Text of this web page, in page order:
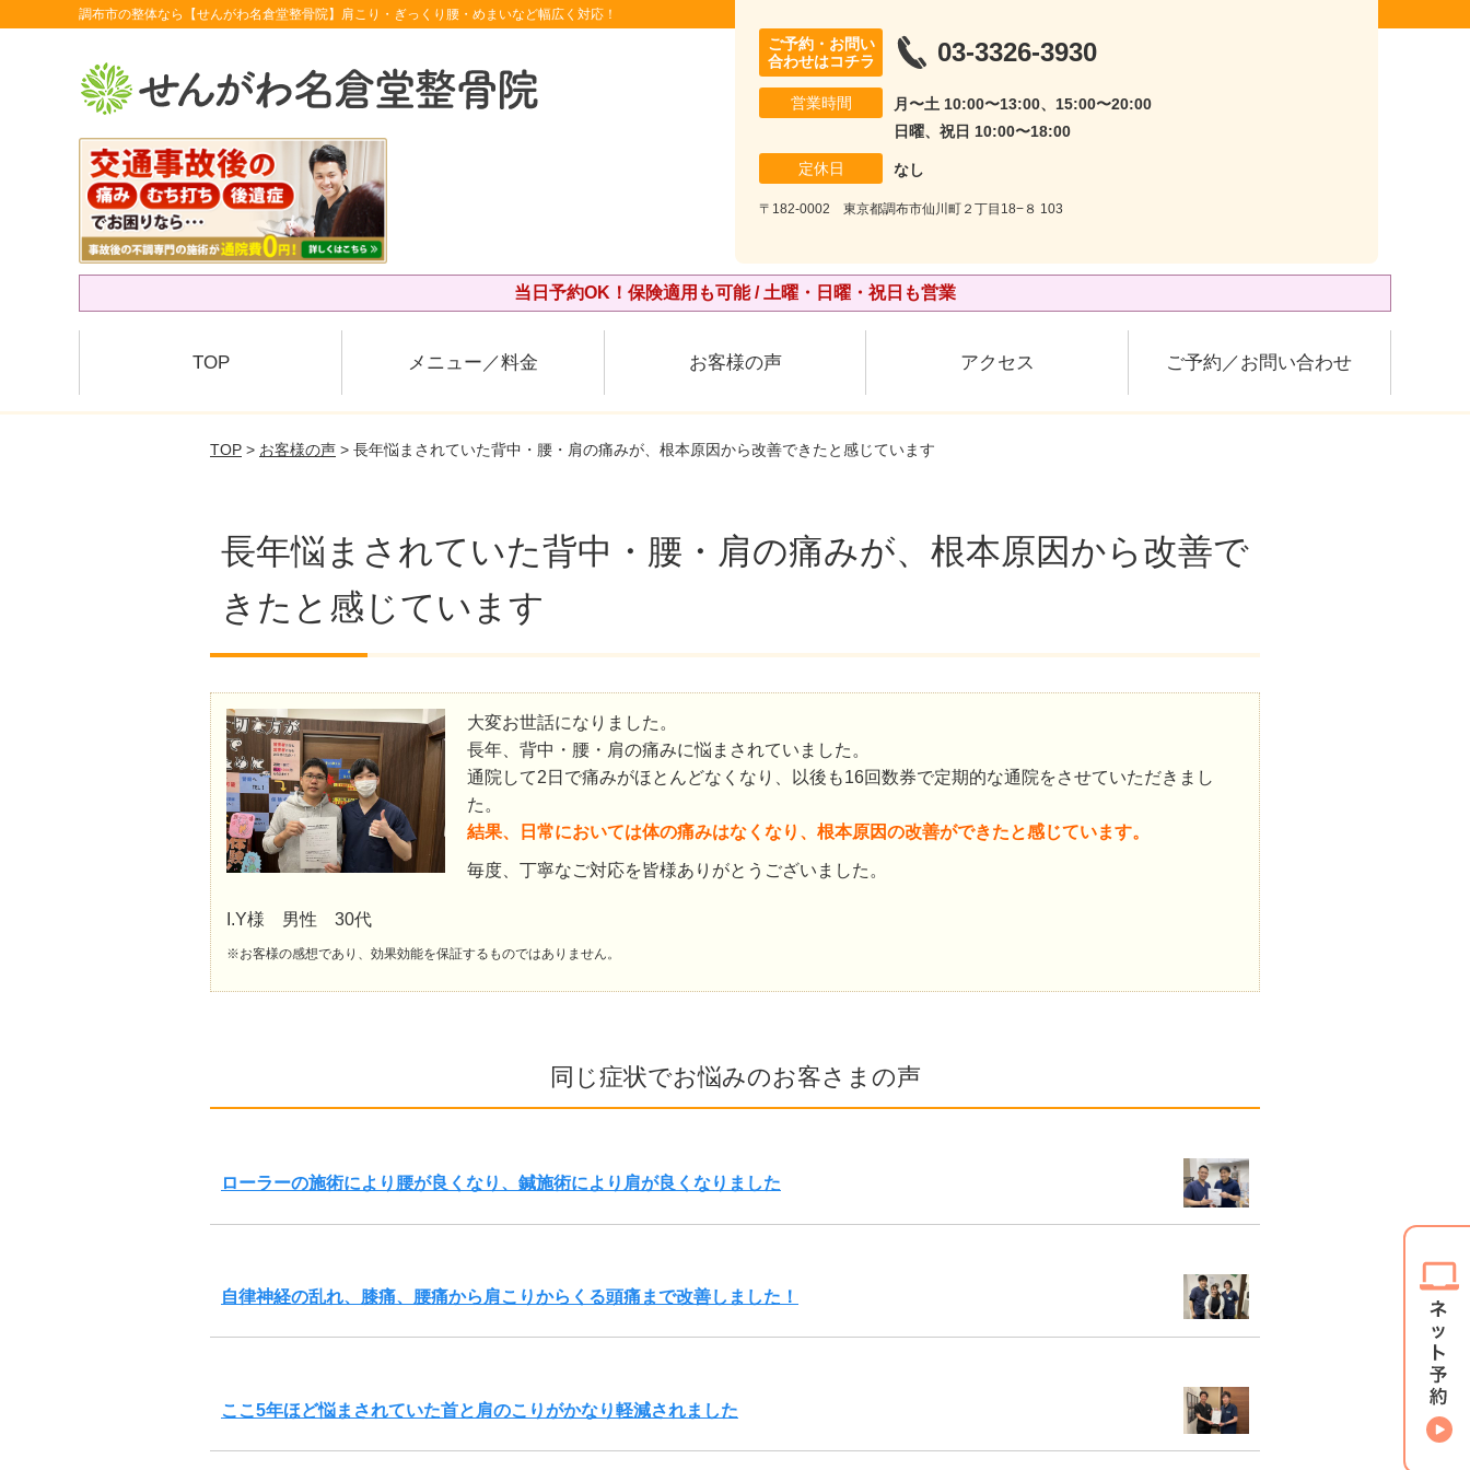
調布市の整体なら【せんがわ名倉堂整骨院】肩こり・ぎっくり腰・めまいなど幅広く対応！
ご予約・お問い
合わせはコチラ
03-3326-3930
営業時間
月〜土 10:00〜13:00、15:00〜20:00
日曜、祝日 10:00〜18:00
定休日 なし
〒182-0002 東京都調布市仙川町２丁目18−８ 103
当日予約OK！保険適用も可能 / 土曜・日曜・祝日も営業
TOP メニュー／料金 お客様の声 アクセス ご予約／お問い合わせ
TOP > お客様の声 > 長年悩まされていた背中・腰・肩の痛みが、根本原因から改善できたと感じています
長年悩まされていた背中・腰・肩の痛みが、根本原因から改善で
きたと感じています
大変お世話になりました。
長年、背中・腰・肩の痛みに悩まされていました。
通院して2日で痛みがほとんどなくなり、以後も16回数券で定期的な通院をさせていただきまし
た。
結果、日常においては体の痛みはなくなり、根本原因の改善ができたと感じています。
毎度、丁寧なご対応を皆様ありがとうございました。
I.Y様 男性 30代
※お客様の感想であり、効果効能を保証するものではありません。
同じ症状でお悩みのお客さまの声
ローラーの施術により腰が良くなり、鍼施術により肩が良くなりました
自律神経の乱れ、膝痛、腰痛から肩こりからくる頭痛まで改善しました！
ここ5年ほど悩まされていた首と肩のこりがかなり軽減されました